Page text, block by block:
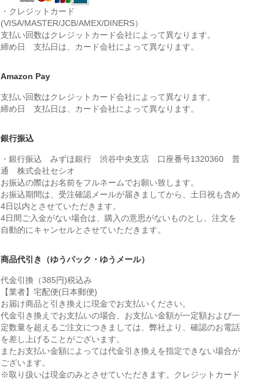
・クレジットカード
(VISA/MASTER/JCB/AMEX/DINERS）
支払い回数はクレジットカード会社によって異なります。
締め日 支払日は、カード会社によって異なります。
Amazon Pay
支払い回数はクレジットカード会社によって異なります。
締め日 支払日は、カード会社によって異なります。
銀行振込
・銀行振込 みずほ銀行 渋谷中央支店 口座番号1320360 普
通 株式会社セシオ
お振込の際はお名前をフルネームでお願い致します。
お振込期間は、受注確認メールが届きましてから、土日祝も含め
4日以内とさせていただきます。
4日間ご入金がない場合は、購入の意思がないものとし、注文を
自動的にキャンセルとさせていただきます。
商品代引き（ゆうパック・ゆうメール）
代金引換（385円)税込み
【業者】宅配便(日本郵便)
お届け商品と引き換えに現金でお支払いください。
代金引き換えでお支払いの場合、お支払い金額が一定額および一
定数量を超えるご注文につきましては、弊社より、確認のお電話
を差し上げることがございます。
またお支払い金額によっては代金引き換えを指定できない場合が
ございます。
※取り扱いは現金のみとさせていただきます。クレジットカード